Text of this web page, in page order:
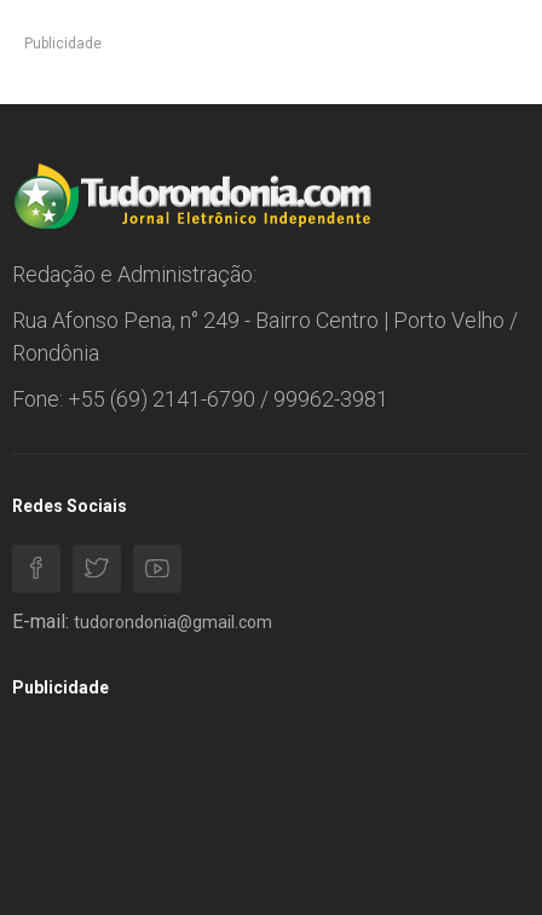
Publicidade
Redação e Administração:
Rua Afonso Pena, n° 249 - Bairro Centro | Porto Velho /
Rondônia
Fone: +55 (69) 2141-6790 / 99962-3981
Redes Sociais
E-mail: tudorondonia@gmail.com
Publicidade